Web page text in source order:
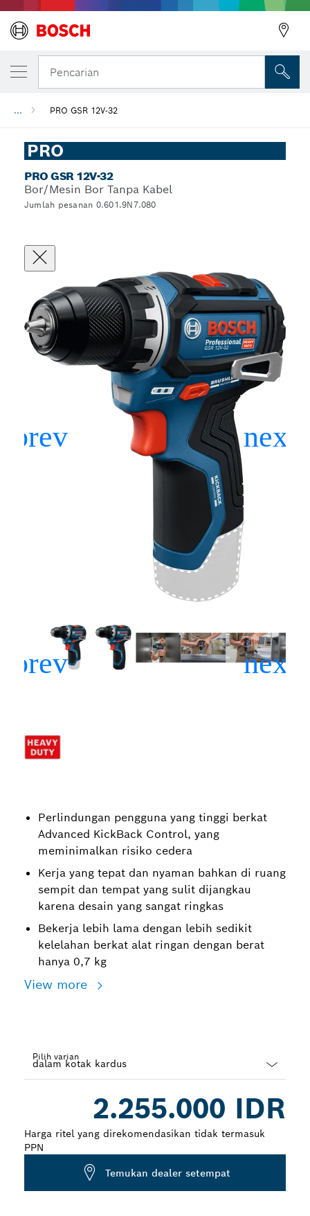
Pencarian
... PRO GSR 12V-32
PRO
PRO GSR 12V-32
Bor/Mesin Bor Tanpa Kabel
Jumlah pesanan 0.601.9N7.080
Perlindungan pengguna yang tinggi berkat
Advanced KickBack Control, yang
meminimalkan risiko cedera
Kerja yang tepat dan nyaman bahkan di ruang
sempit dan tempat yang sulit dijangkau
karena desain yang sangat ringkas
Bekerja lebih lama dengan lebih sedikit
kelelahan berkat alat ringan dengan berat
hanya 0,7 kg
View more
Pilih varian
2.255.000 IDR
Harga ritel yang direkomendasikan tidak termasuk
PPN
Temukan dealer setempat